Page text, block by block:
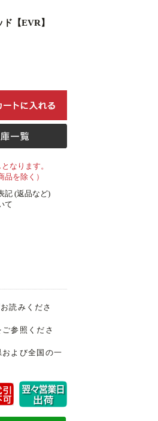
【EVR】
なります。
品を除く）
記 (返品など)
て
読みくださ
ご参照くださ
よび全国の一